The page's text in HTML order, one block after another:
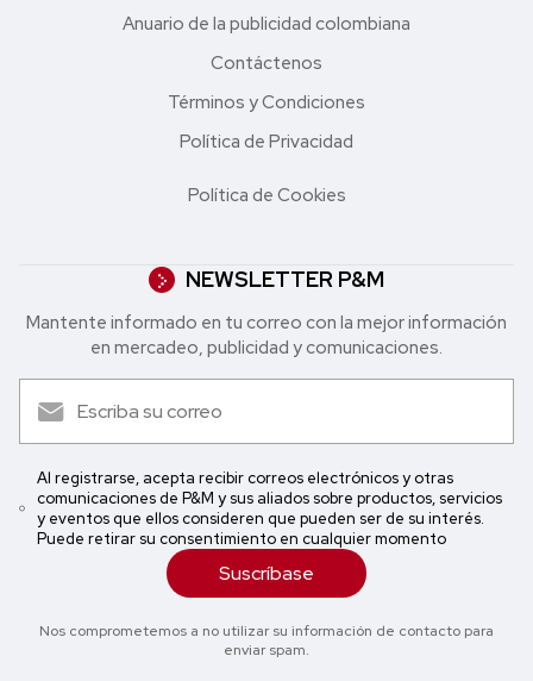
Anuario de la publicidad colombiana
Contáctenos
Términos y Condiciones
Política de Privacidad
Política de Cookies
NEWSLETTER P&M
Mantente informado en tu correo con la mejor in formación
en mercadeo, publicidad y comunicaciones.
Al registrarse, acepta recibir correos electrónicos y otras
comunicaciones de P&M y sus aliados sobre productos, servicios
y eventos que ellos consideren que pueden ser de su interés.
Puede retirar su consentimiento en cualquier momento
Suscríbase
Nos comprometemos a no utilizar su información de contacto para
enviar spam.